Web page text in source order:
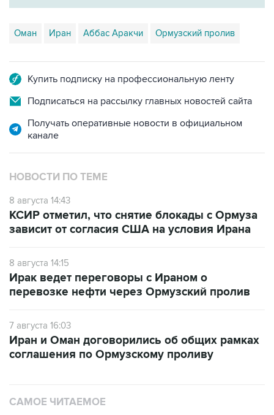
Оман Иран Аббас Аракчи Ормузский пролив
Купить подписку на профессиональную ленту
Подписаться на рассылку главных новостей сайта
Получать оперативные новости в официальном
канале
НОВОСТИ ПО ТЕМЕ
8 августа 14:43
КСИР отметил, что снятие блокады с Ормуза
зависит от согласия США на условия Ирана
8 августа 14:15
Ирак ведет переговоры с Ираном о
перевозке нефти через Ормузский пролив
7 августа 16:03
Иран и Оман договорились об общих рамках
соглашения по Ормузскому проливу
САМОЕ ЧИТАЕМОЕ